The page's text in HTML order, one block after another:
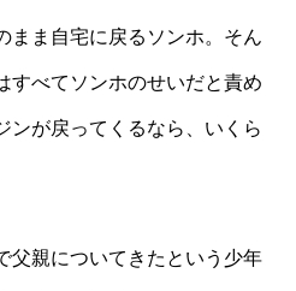
まま自宅に戻るソンホ。そん
すべてソンホのせいだと責め
ンが戻ってくるなら、いくら
父親についてきたという少年